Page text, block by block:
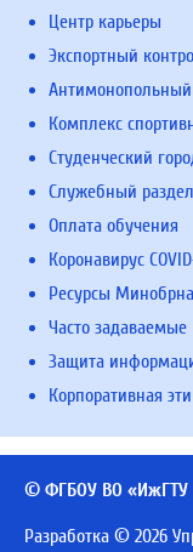
Центр карьеры
Экспортный
Комплекс
Студенческий
Служебный раздел
Оплата обучения
Коронавирус
Ресурсы
Часто задаваемые
Защита
Корпоративная
© ФГБОУ ВО «ИжГТУ
Разработка © 2026